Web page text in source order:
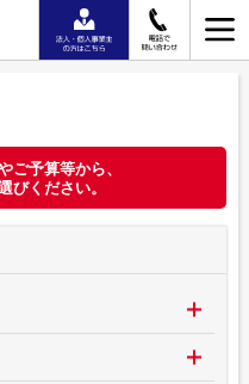
ご予算等から、
びください。